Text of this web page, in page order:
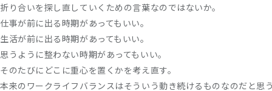
折り合いを探し直していくための言葉なのではないか。
仕事が前に出る時期があってもいい。
生活が前に出る時期があってもいい。
思うように整わない時期があってもいい。
そのたびにどこに重心を置くかを考え直す。
本来のワークライフバランスはそういう動き続けるものなのだと思う